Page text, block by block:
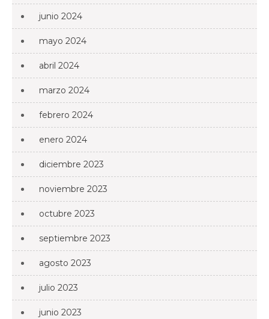
junio 2024
mayo 2024
abril 2024
marzo 2024
febrero 2024
enero 2024
diciembre 2023
noviembre 2023
octubre 2023
septiembre 2023
agosto 2023
julio 2023
junio 2023